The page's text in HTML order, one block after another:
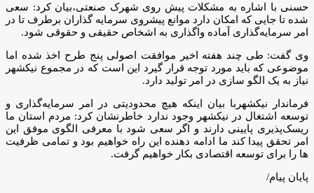
حسنی با اشاره به مشکلات پیش روی شهرک صنعتی،بیان کرد: سعی
شده تا جایی که امکان دارد موانع پیشروی سرمایه گذاران برطرف تا در
امر سرمایه‌گذاری آماده واگذاری به اشخاص حقیقی و حقوقی شود.
وی گفت: طی چند هفته اخیر موافقت اصولی پنج طرح اخذ شده اما
موضوعی که باید مورد توجه قرار گیرد این است که در مجموع نیکشهر
نیاز به یک الگو سازی در امر تولید دارد.
فرماندار نیکشهربا بیان اینکه هیچ محدودیتی در امر سرمایه‌گذاری و
توسعه اشتغال در نیکشهر وجود ندارد خاطرنشان کرد: مردم استان ما
ریسک‌پذیری پایینی دارند و اگر سعی شود با معرفی الگوی موفق این
امر تحقق پیدا کند ما ادامه دهنده این راه خواهیم بود و تمامی ظرفیت
ها را برای توسعه اقتصادی بکار خواهیم گرفت.
پایان پیام/